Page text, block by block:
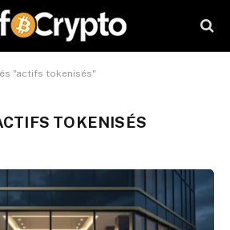
"actifs tokenisés"
TOKENISÉS